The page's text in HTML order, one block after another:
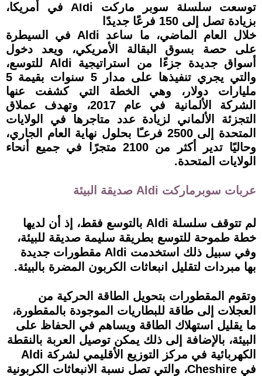
توسعت سلسلة سوبر ماركت Aldi في أمريكا،
بزيادة تصل إلى 150 فرعًا جديدًا
خلال العام الماضي، ما ساعد Aldi في السيطرة
على حصة بسوق البقالة الأمريكي، ويعد دخول
أسواق جديدة جزءًا من استراتيجية Aldi للتوسع،
والتي يجري تنفيذها على مدار 5 سنوات بقيمة 5
مليارات دولار، وهي الخطة التي كشفت عنها
الشركة الألمانية في عام 2017، وتهدف عملاق
التجزئة الألماني لزيادة عدد متاجرها في الولايات
المتحدة إلى 2500 فرعـًا بحلول نهاية العام الجاري،
وحاليًا تدير أكثر من 2100 متجرًا في جميع أنحاء
الولايات المتحدة.
عربات سوبرماركت Aldi صديقة البيئة
لم تتوقف سلسلة Aldi بالتوسع فقط، إذ أن لديها
خطة طموحة للتوسع بطريقة سليمة صديقة للبيئة،
وفي سبيل ذلك استخدمت Aldi مقطورات جديدة
بها مبردات لتقليل انبعاثات الكربون المضرة بالبيئة.
وتقوم المقطورات بتحويل الطاقة الحركية من
العجلات إلى طاقة للبطاريات الموجودة بالمقطورة،
ما يقليل استهلاك الطاقة ويساهم في الحفاظ على
البيئة، بالإضافة إلى ذلك يمكن توصيل العربة بالنقطة
الكهربائية في مركز التوزيع الأقليمي لشركة Aldi
في Cheshire، والتي تصل نسبة الانبعاثات الكربونية